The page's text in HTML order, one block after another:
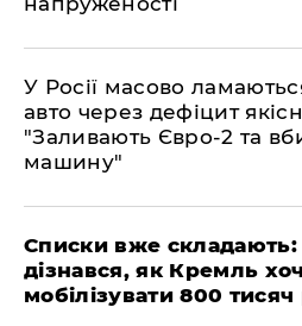
У Росії масово
авто через дефіцит
"Заливають Євро-2 та
машину"
Списки вже
дізнався, як Кремль
мобілізувати 800 тисяч